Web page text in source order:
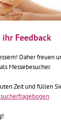
Feedback
Daher freuen
Messebesucher.
Zeit und füllen